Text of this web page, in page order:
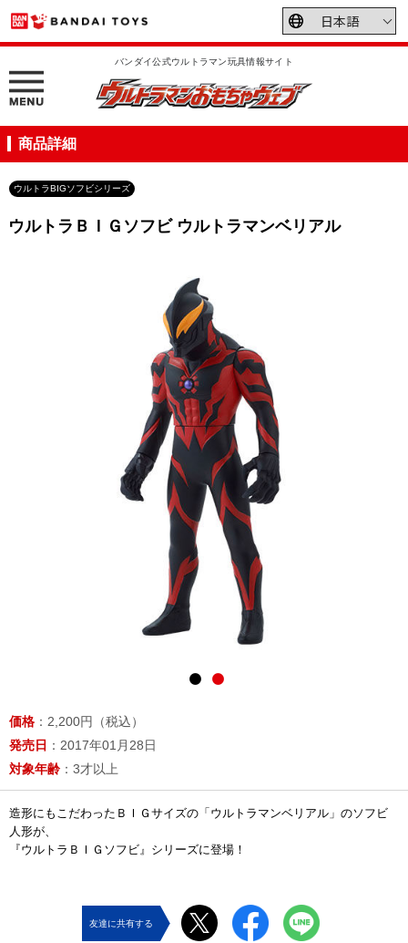
バンダイ公式ウルトラマン玩具情報サイト
商品詳細
ウルトラBIGソフビシリーズ
ウルトラＢＩＧソフビ ウルトラマンベリアル
価格 ：2,200円（税込）
発売日 ：2017年01月28日
対象年齢 ：3才以上
造形にもこだわったＢＩＧサイズの「ウルトラマンベリアル」のソフビ
人形が、
『ウルトラＢＩＧソフビ』シリーズに登場！
友達に共有する